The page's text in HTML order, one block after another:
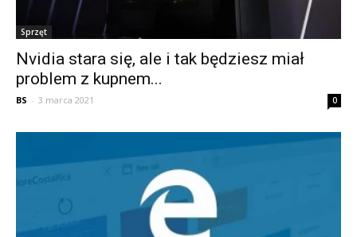
Sprzęt
Nvidia stara się, ale i tak będziesz miał
problem z kupnem...
BS - 3 marca 2021 0